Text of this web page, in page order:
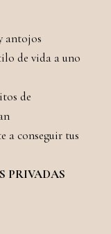
antojos
de vida a uno
de
a conseguir tus
PRIVADAS